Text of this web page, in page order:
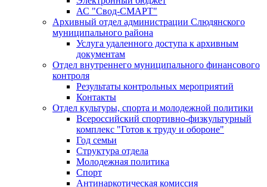
АС "Свод-СМАРТ"
Архивный отдел администрации Слюдянского
муниципального района
Услуга удаленного доступа к архивным
документам
Отдел внутреннего муниципального финансового
контроля
Результаты контрольных мероприятий
Контакты
Отдел культуры, спорта и молодежной политики
Всероссийский спортивно-физкультурный
комплекс "Готов к труду и обороне"
Год семьи
Структура отдела
Молодежная политика
Спорт
Антинаркотическая комиссия